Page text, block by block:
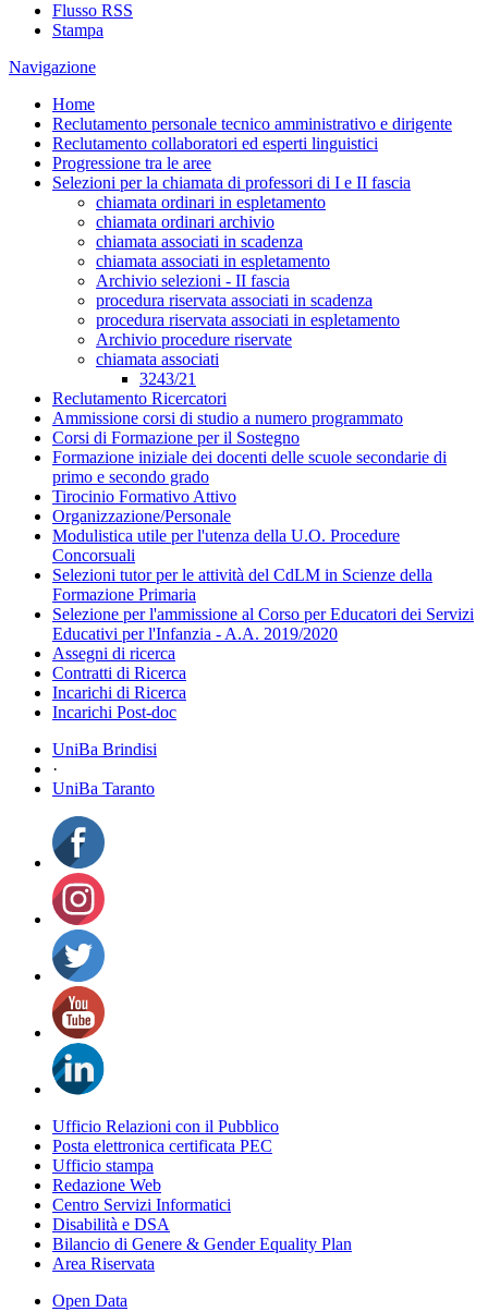
Flusso RSS
Stampa
Navigazione
Home
Reclutamento personale tecnico amministrativo e dirigente
Reclutamento collaboratori ed esperti linguistici
Progressione tra le aree
Selezioni per la chiamata di professori di I e II fascia
chiamata ordinari in espletamento
chiamata ordinari archivio
chiamata associati in scadenza
chiamata associati in espletamento
Archivio selezioni - II fascia
procedura riservata associati in scadenza
procedura riservata associati in espletamento
Archivio procedure riservate
chiamata associati
3243/21
Reclutamento Ricercatori
Ammissione corsi di studio a numero programmato
Corsi di Formazione per il Sostegno
Formazione iniziale dei docenti delle scuole secondarie di
primo e secondo grado
Tirocinio Formativo Attivo
Organizzazione/Personale
Modulistica utile per l'utenza della U.O. Procedure
Concorsuali
Selezioni tutor per le attività del CdLM in Scienze della
Formazione Primaria
Selezione per l'ammissione al Corso per Educatori dei Servizi
Educativi per l'Infanzia - A.A. 2019/2020
Assegni di ricerca
Contratti di Ricerca
Incarichi di Ricerca
Incarichi Post-doc
UniBa Brindisi
·
UniBa Taranto
Ufficio Relazioni con il Pubblico
Posta elettronica certificata PEC
Ufficio stampa
Redazione Web
Centro Servizi Informatici
Disabilità e DSA
Bilancio di Genere & Gender Equality Plan
Area Riservata
Open Data